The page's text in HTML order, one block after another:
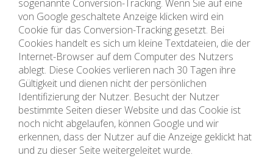
sogenannte Conversion-Tracking. Wenn Sie auf eine
von Google geschaltete Anzeige klicken wird ein
Cookie für das Conversion-Tracking gesetzt. Bei
Cookies handelt es sich um kleine Textdateien, die der
Internet-Browser auf dem Computer des Nutzers
ablegt. Diese Cookies verlieren nach 30 Tagen ihre
Gültigkeit und dienen nicht der persönlichen
Identifizierung der Nutzer. Besucht der Nutzer
bestimmte Seiten dieser Website und das Cookie ist
noch nicht abgelaufen, können Google und wir
erkennen, dass der Nutzer auf die Anzeige geklickt hat
und zu dieser Seite weitergeleitet wurde.